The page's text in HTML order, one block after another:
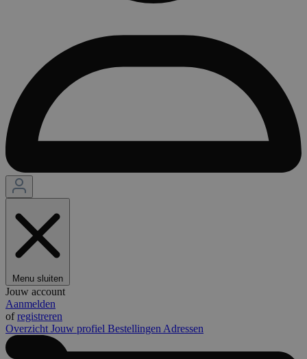
Menu sluiten
Jouw account
Aanmelden
ofregistreren
Overzicht Jouw profiel Bestellingen Adressen